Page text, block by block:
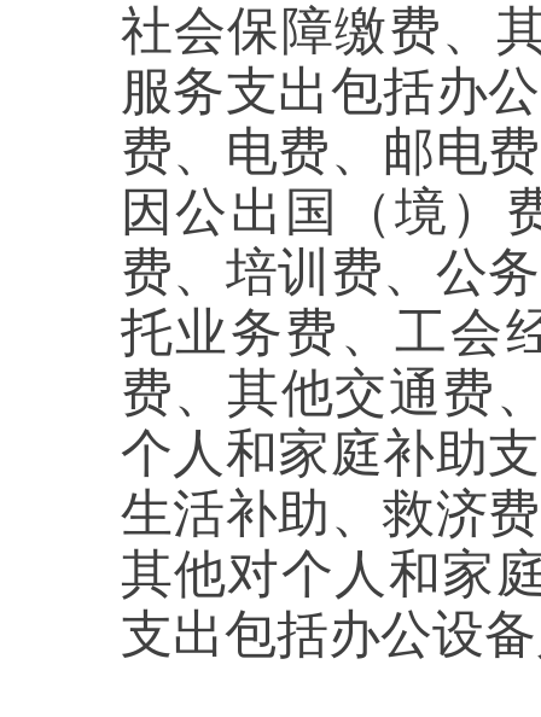
社会保障缴费、
服务支出包括办
费、电费、邮电
因公出国（境）
费、培训费、公
托业务费、工会
费、其他交通费
个人和家庭补助
生活补助、救济
其他对个人和家
支出包括办公设